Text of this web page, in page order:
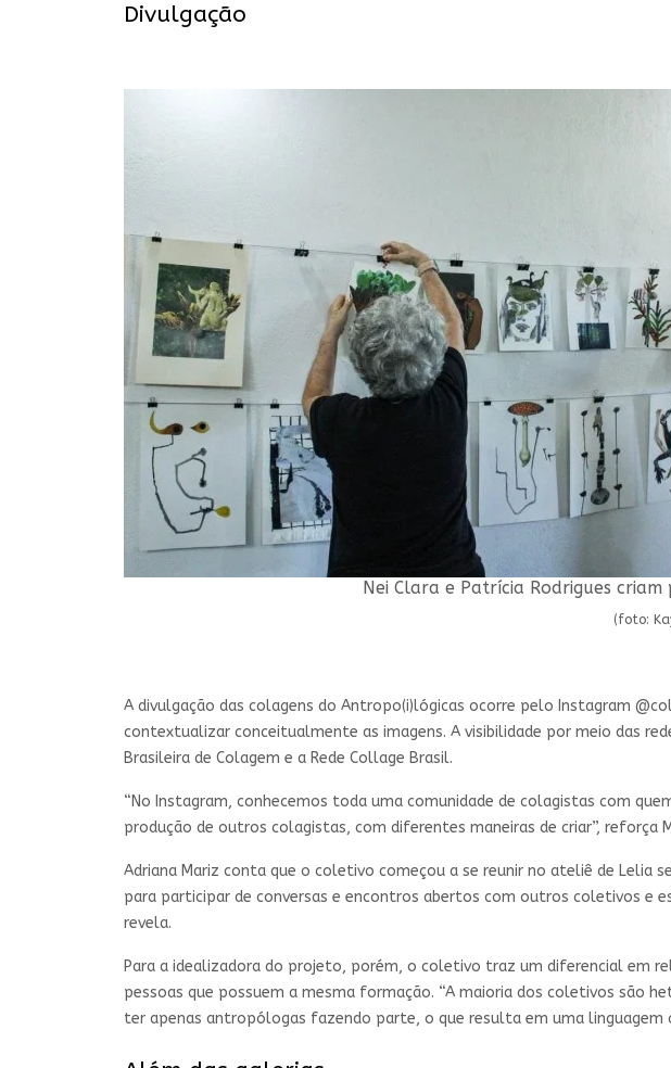
Divulgação
Nei Clara e Patrícia Rodrigues
(foto:
A divulgação das colagens do Antropo(i)lógicas ocorre pelo Instagram
contextualizar conceitualmente as imagens. A visibilidade por meio das
Brasileira de Colagem e a Rede Collage Brasil.
“No Instagram, conhecemos toda uma comunidade de colagistas com
produção de outros colagistas, com diferentes maneiras de criar”, reforça
Adriana Mariz conta que o coletivo começou a se reunir no ateliê de Lelia
para participar de conversas e encontros abertos com outros coletivos e
revela.
Para a idealizadora do projeto, porém, o coletivo traz um diferencial em
pessoas que possuem a mesma formação. “A maioria dos coletivos são
ter apenas antropólogas fazendo parte, o que resulta em uma linguagem